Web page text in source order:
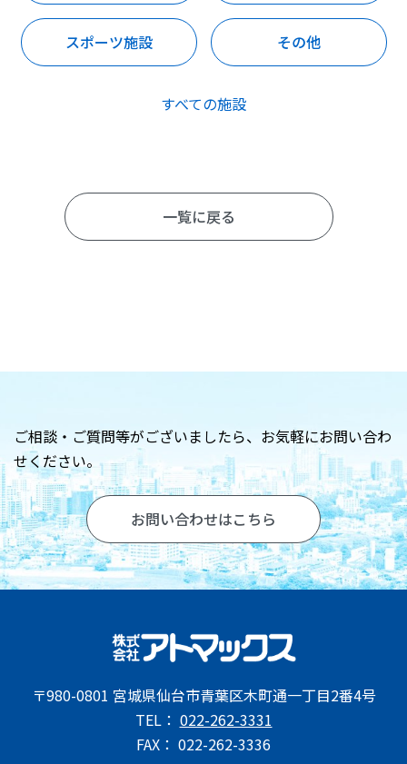
スポーツ施設 その他
すべての施設
一覧に戻る
お問い合わせ
ご相談・ご質問等がございましたら、 お気軽にお問い合わ
せください。
お問い合わせはこちら
〒980-0801 宮城県仙台市青葉区木町通一丁目2番4号
TEL： 022-262-3331
FAX： 022-262-3336